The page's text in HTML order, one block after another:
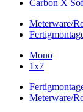
Carbon X
Meterware/
Mono
1x7
Meterware/